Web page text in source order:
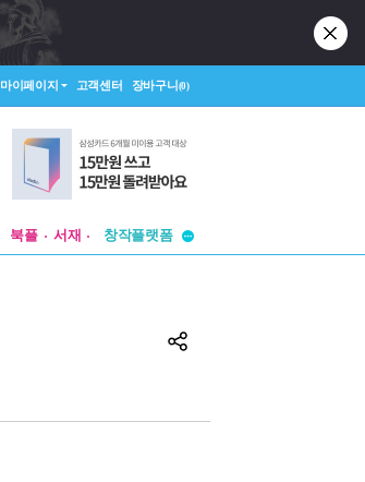
마이페이지 고객센터 장바구니(0)
북플 서재
투비컨티뉴드